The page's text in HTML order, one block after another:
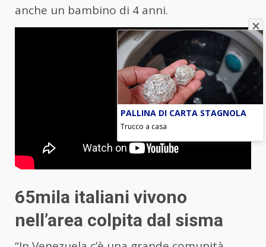
anche un bambino di 4 anni.
65mila italiani vivono
nell’area colpita dal sisma
PALLINA DI CARTA STAGNOLA
Trucco a casa